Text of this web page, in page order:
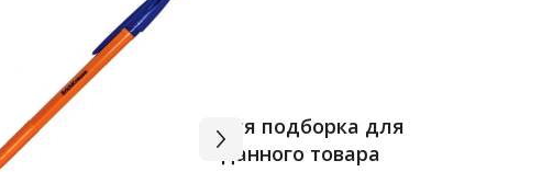
Вся подборка для
данного товара